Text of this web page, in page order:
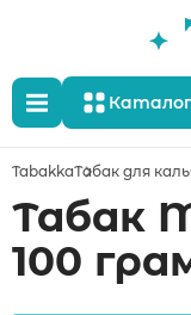
Каталог
TabakkaТабак для
Табак
100